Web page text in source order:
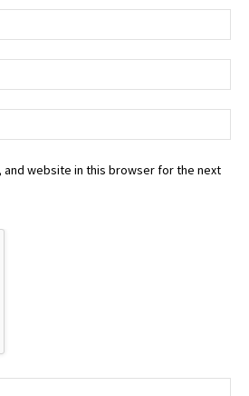
and website in this browser for the next